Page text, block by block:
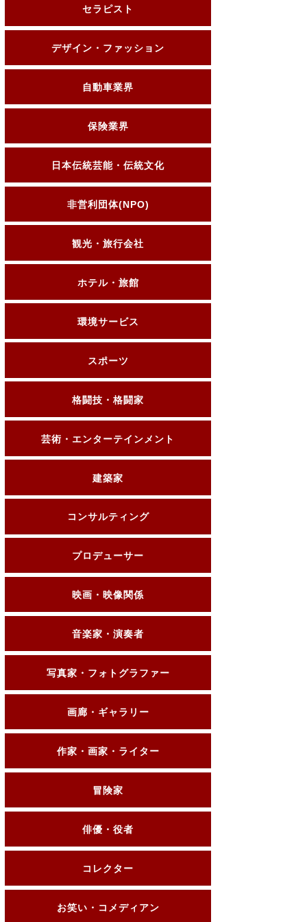
セラピスト
デザイン・ファッション
自動車業界
保険業界
日本伝統芸能・伝統文化
非営利団体(NPO)
観光・旅行会社
ホテル・旅館
環境サービス
スポーツ
格闘技・格闘家
芸術・エンターテインメント
建築家
コンサルティング
プロデューサー
映画・映像関係
音楽家・演奏者
写真家・フォトグラファー
画廊・ギャラリー
作家・画家・ライター
冒険家
俳優・役者
コレクター
お笑い・コメディアン